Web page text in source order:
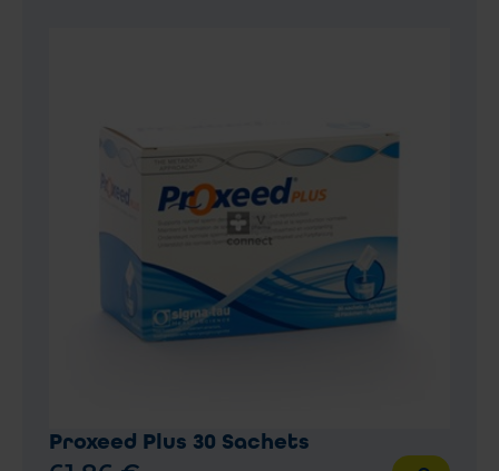
Proxeed Plus 30 Sachets